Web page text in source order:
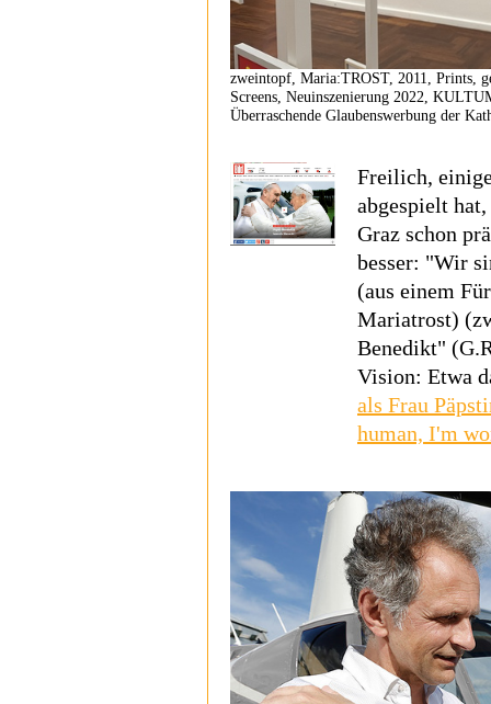
zweintopf, Maria:TROST, 2011, Prints,
Screens, Neuinszenierung 2022,
Überraschende Glaubenswerbung der
Freilich,
abgespielt
Graz schon
besser: "Wir
(aus einem
Mariatrost)
Benedikt"
Vision: Etwa
als Frau
human, I'm